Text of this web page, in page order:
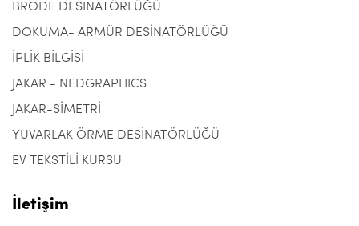
BRODE DESİNATÖRLÜĞÜ
DOKUMA- ARMÜR DESİNATÖRLÜĞÜ
İPLİK BİLGİSİ
JAKAR - NEDGRAPHICS
JAKAR-SİMETRİ
YUVARLAK ÖRME DESİNATÖRLÜĞÜ
EV TEKSTİLİ KURSU
İletişim